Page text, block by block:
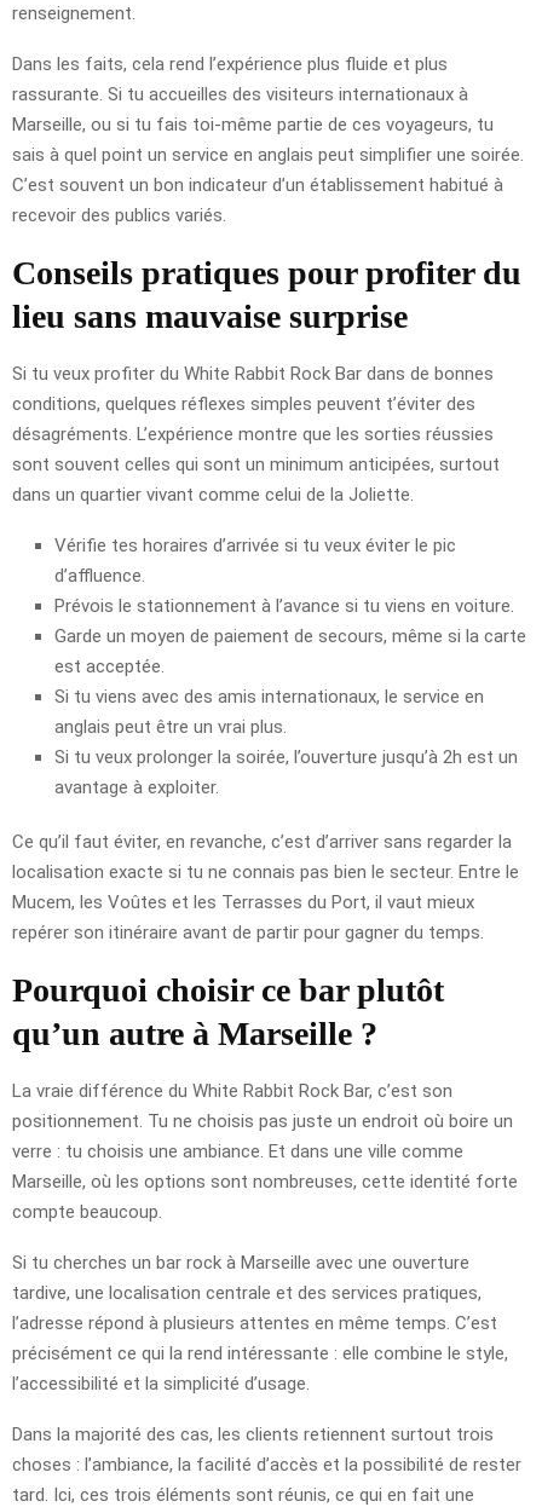
renseignement.
Dans les faits, cela rend l’expérience plus fluide et plus
rassurante. Si tu accueilles des visiteurs internationaux à
Marseille, ou si tu fais toi-même partie de ces voyageurs, tu
sais à quel point un service en anglais peut simplifier une soirée.
C’est souvent un bon indicateur d’un établissement habitué à
recevoir des publics variés.
Conseils pratiques pour profiter du
lieu sans mauvaise surprise
Si tu veux profiter du White Rabbit Rock Bar dans de bonnes
conditions, quelques réflexes simples peuvent t’éviter des
désagréments. L’expérience montre que les sorties réussies
sont souvent celles qui sont un minimum anticipées, surtout
dans un quartier vivant comme celui de la Joliette.
Vérifie tes horaires d’arrivée si tu veux éviter le pic
d’affluence.
Prévois le stationnement à l’avance si tu viens en voiture.
Garde un moyen de paiement de secours, même si la carte
est acceptée.
Si tu viens avec des amis internationaux, le service en
anglais peut être un vrai plus.
Si tu veux prolonger la soirée, l’ouverture jusqu’à 2h est un
avantage à exploiter.
Ce qu’il faut éviter, en revanche, c’est d’arriver sans regarder la
localisation exacte si tu ne connais pas bien le secteur. Entre le
Mucem, les Voûtes et les Terrasses du Port, il vaut mieux
repérer son itinéraire avant de partir pour gagner du temps.
Pourquoi choisir ce bar plutôt
qu’un autre à Marseille ?
La vraie différence du White Rabbit Rock Bar, c’est son
positionnement. Tu ne choisis pas juste un endroit où boire un
verre : tu choisis une ambiance. Et dans une ville comme
Marseille, où les options sont nombreuses, cette identité forte
compte beaucoup.
Si tu cherches un bar rock à Marseille avec une ouverture
tardive, une localisation centrale et des services pratiques,
l’adresse répond à plusieurs attentes en même temps. C’est
précisément ce qui la rend intéressante : elle combine le style,
l’accessibilité et la simplicité d’usage.
Dans la majorité des cas, les clients retiennent surtout trois
choses : l’ambiance, la facilité d’accès et la possibilité de rester
tard. Ici, ces trois éléments sont réunis, ce qui en fait une